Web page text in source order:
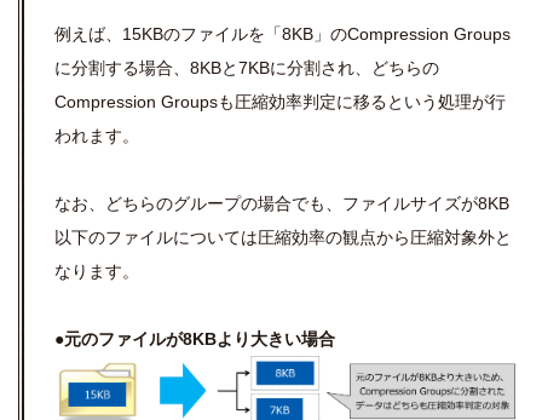
例えば、15KBのファイルを「8KB」のCompression Groups
に分割する場合、8KBと7KBに分割され、どちらの
Compression Groupsも圧縮効率判定に移るという処理が行
われます。
なお、どちらのグループの場合でも、ファイルサイズが8KB
以下のファイルについては圧縮効率の観点から圧縮対象外と
なります。
●元のファイルが8KBより大きい場合